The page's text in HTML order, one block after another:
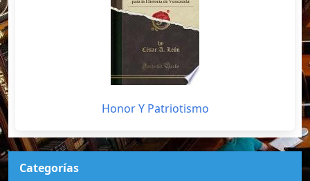
Honor Y Patriotismo
Categorías